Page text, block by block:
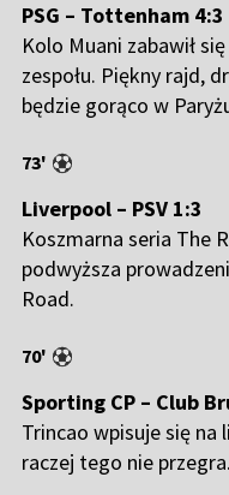
PSG – Tottenham 4:3
Kolo Muani zabawił
zespołu. Piękny rajd,
będzie gorąco w
73'
Liverpool – PSV 1:3
Koszmarna seria The
podwyższa
Road.
70'
Sporting CP – Club
Trincao wpisuje się
raczej tego nie przegra.